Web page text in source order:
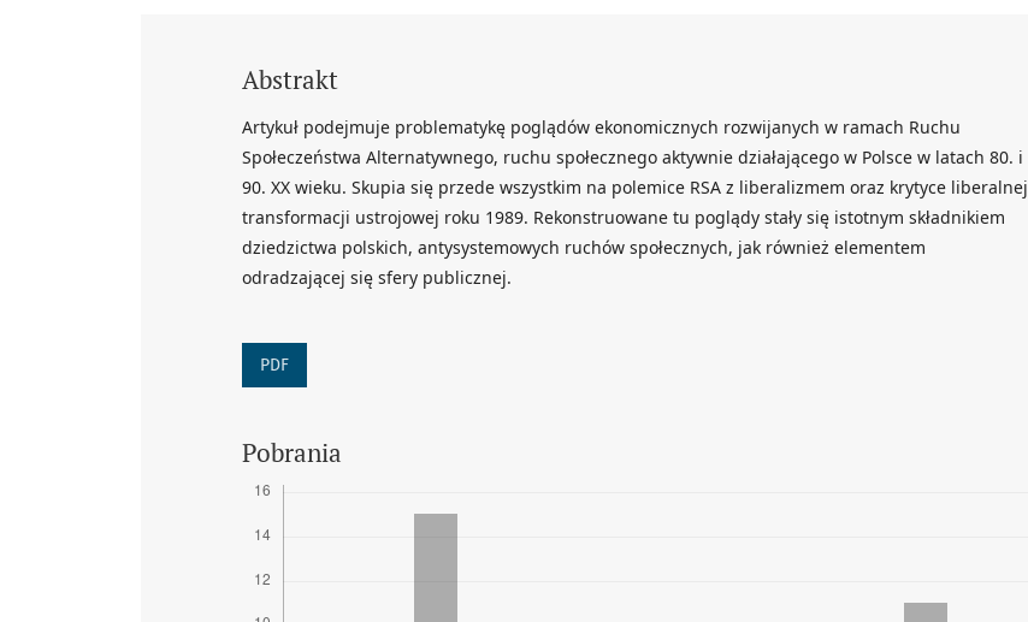
Abstrakt
Artykuł podejmuje problematykę poglądów ekonomicznych rozwijanych w ramach Ruchu
Społeczeństwa Alternatywnego, ruchu społecznego aktywnie działającego w Polsce w latach 80. i
90. XX wieku. Skupia się przede wszystkim na polemice RSA z liberalizmem oraz krytyce liberalnej
transformacji ustrojowej roku 1989. Rekonstruowane tu poglądy stały się istotnym składnikiem
dziedzictwa polskich, antysystemowych ruchów społecznych, jak również elementem
odradzającej się sfery publicznej.
PDF
Pobrania